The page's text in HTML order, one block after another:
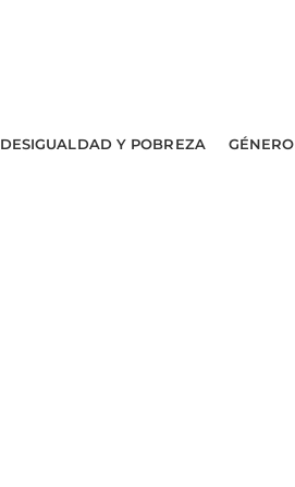
DESIGUALDAD Y POBREZA GÉNERO